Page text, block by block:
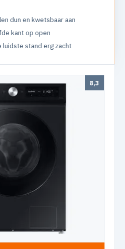
dun en kwetsbaar aan
kant op open
luidste stand erg zacht
8,3